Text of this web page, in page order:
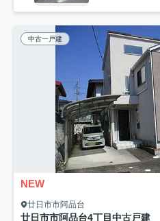
中古一戸建
NEW
廿日市市阿品台
廿日市市阿品台4丁目中古戸建